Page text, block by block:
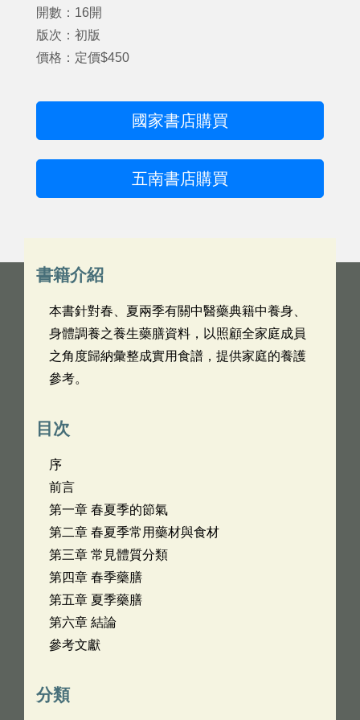
開數：16開
版次：初版
價格：定價$450
國家書店購買
五南書店購買
書籍介紹
本書針對春、夏兩季有關中醫藥典籍中養身、
身體調養之養生藥膳資料，以照顧全家庭成員
之角度歸納彙整成實用食譜，提供家庭的養護
參考。
目次
序
前言
第一章 春夏季的節氣
第二章 春夏季常用藥材與食材
第三章 常見體質分類
第四章 春季藥膳
第五章 夏季藥膳
第六章 結論
參考文獻
分類